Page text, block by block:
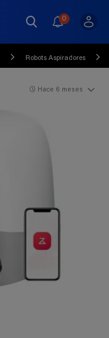
0
Robots Aspiradores
Hace 6 meses